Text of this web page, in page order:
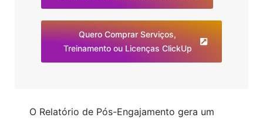
Quero Comprar Serviços,
Treinamento ou Licenças ClickUp
O Relatório de Pós-Engajamento gera um